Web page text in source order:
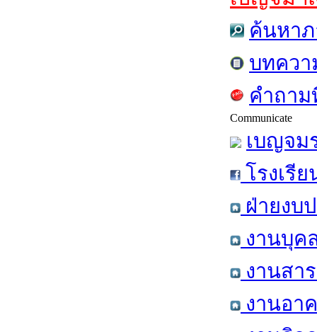
ค้นหาภ
บทควา
คำถา
Communicate
เบญจม
โรงเรี
ฝ่ายงบ
งานบุค
งานสา
งานอา